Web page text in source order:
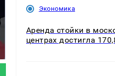
На Урале из казны
были украдены 18
Экономика
Аренда стойки в
центрах достигла